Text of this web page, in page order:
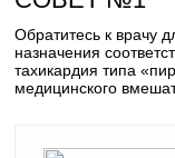
Обратитесь к врачу
назначения
тахикардия типа
медицинского